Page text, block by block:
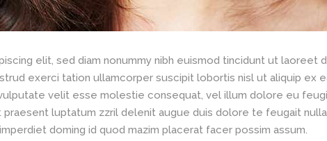
elit, sed diam nonummy nibh euismod tincidunt ut laoreet
exerci tation ullamcorper suscipit lobortis nisl ut aliquip ex
velit esse molestie consequat, vel illum dolore eu
luptatum zzril delenit augue duis dolore te feugait
doming id quod mazim placerat facer possim assum.